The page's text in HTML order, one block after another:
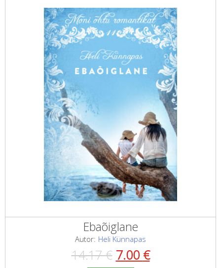
17.44 €.14.17 €.
Ebaõiglane
Autor: Heli Künnapas
14.17€ Algne
7.00 €Current